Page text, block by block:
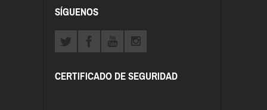
SÍGUENOS
CERTIFICADO DE SEGURIDAD